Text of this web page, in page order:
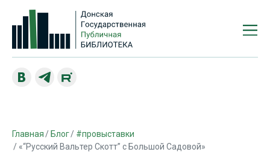
Главная Блог
#провыставки
«“Русский Вальтер Скотт” с Большой Садовой»